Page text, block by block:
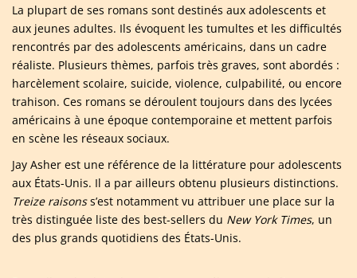
La plupart de ses romans sont destinés aux adolescents et
aux jeunes adultes. Ils évoquent les tumultes et les difficultés
rencontrés par des adolescents américains, dans un cadre
réaliste. Plusieurs thèmes, parfois très graves, sont abordés :
harcèlement scolaire, suicide, violence, culpabilité, ou encore
trahison. Ces romans se déroulent toujours dans des lycées
américains à une époque contemporaine et mettent parfois
en scène les réseaux sociaux.
Jay Asher est une référence de la littérature pour adolescents
aux États-Unis. Il a par ailleurs obtenu plusieurs distinctions.
Treize raisonss’est notamment vu attribuer une place sur la
très distinguée liste des best-sellers du New York Times, un
des plus grands quotidiens des États-Unis.